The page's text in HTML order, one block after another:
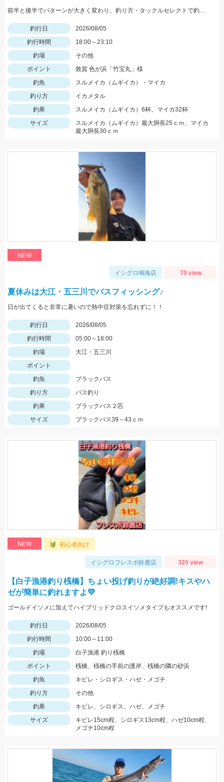
前半と後半でパターンが大きく変わり、釣り方・タックルセレクトで釣果に差が出た日でした。最近の傾向としてケイムラ系カラーは必須ですので必ず持って行ってください。
釣行日
2026/08/05
釣行時間
18:00～23:10
釣場
その他
ポイント
敦賀 色が浜「竹宝丸」様
釣魚
スルメイカ（ムギイカ）・マイカ
釣り方
イカメタル
釣果
スルメイカ（ムギイカ）6杯、マイカ32杯
サイズ
スルメイカ（ムギイカ）最大胴長25ｃｍ、マイカ
最大胴長30ｃｍ
NEW
イシグロ鳴海店 70 view
夏休みは大江・五三川でバスフィッシング♪
日が出てくると非常に暑いので熱中症対策を忘れずに！！
釣行日
2026/08/05
釣行時間
05:00～18:00
釣場
大江・五三川
ポイント
釣魚
ブラックバス
釣り方
バス釣り
釣果
ブラックバス２匹
サイズ
ブラックバス39～43ｃｍ
NEW 初心者向け
イシグロフレスポ鈴鹿店 320 view
【白子漁港釣り桟橋】ちょい投げ釣りが絶好調!キスやハ
ゼが簡単に釣れますよ💛
ゴールドイソメに加えてハイブリッドクロスイソメタイプもオススメです!
釣行日
2026/08/05
釣行時間
10:00～11:00
釣場
白子漁港 釣り桟橋
ポイント
桟橋、桟橋の手前の護岸、桟橋の隣の砂浜
釣魚
キビレ・シロギス・ハゼ・メゴチ
釣り方
その他
釣果
キビレ、シロギス、ハゼ、メゴチ
サイズ
キビレ15cm程、シロギス13cm程、ハゼ10cm程、
メゴチ10cm程